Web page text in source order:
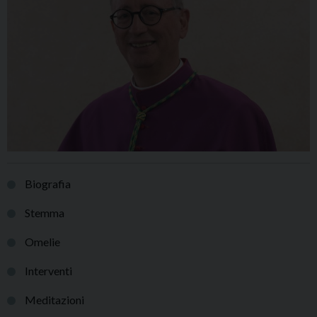
Biografia
Stemma
Omelie
Interventi
Meditazioni